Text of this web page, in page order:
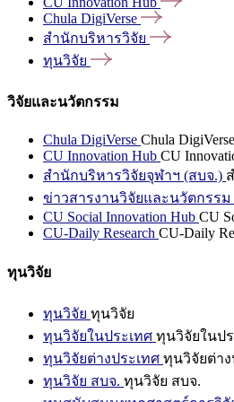
Chula DigiVerse
สำนักบริหารวิจัย
ทุนวิจัย
วิจัยและนวัตกรรม
Chula DigiVerse Chula DigiVerse
CU Innovation Hub CU
สำนักบริหารวิจัยจุฬาฯ (สบจ.)
ข่าวสารงานวิจัยและนวัตกรรม
CU Social Innovation Hub CU
CU-Daily Research CU-Daily
ทุนวิจัย
ทุนวิจัย ทุนวิจัย
ทุนวิจัยในประเทศ ทุนวิจัยในป
ทุนวิจัยต่างประเทศ ทุนวิจัยต่าง
ทุนวิจัย สบจ. ทุนวิจัย สบจ.